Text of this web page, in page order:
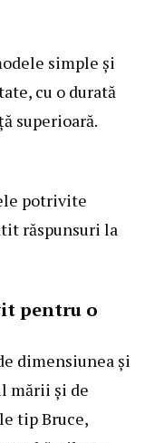
simple și
cu o durată
superioară.
potrivite
răspunsuri la
pentru o
dimensiunea și
mării și de
tip Bruce,